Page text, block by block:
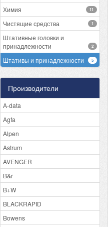
Химия 11
Чистящие средства 1
Штативные головки и
принадлежности
2
Штативы и принадлежности 5
Производители
A-data
Agfa
Alpen
Astrum
AVENGER
B&r
B+W
BLACKRAPID
Bowens